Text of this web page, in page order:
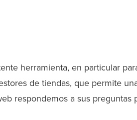
herramienta, en particular
de tiendas, que permite
respondemos a sus